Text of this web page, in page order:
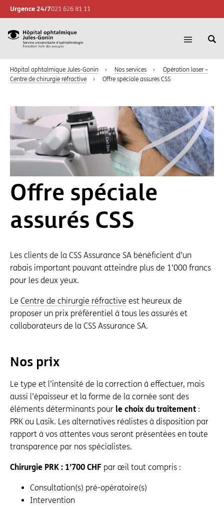
Urgence 24/7021 626 81 11
Hôpital
ophtalmique
Jules-
Gonin,
universitaire
d'ophtalmologie,
Fondation
des
la
Hôpital ophtalmique Jules-Gonin › Nos services ›
Opération laser –
Centre de chirurgie réfractive
› Offre spéciale assurés CSS
Offre spéciale
assurés CSS
Les clients de la CSS Assurance SA bénéficient d’un
rabais important pouvant atteindre plus de 1’000 francs
pour les deux yeux.
Le Centre de chirurgie réfractive est heureux de
proposer un prix préférentiel à tous les assurés et
collaborateurs de la CSS Assurance SA.
Nos prix
Le type et l’intensité de la correction à effectuer, mais
aussi l’épaisseur et la forme de la cornée sont des
éléments déterminants pour le choix du traitement :
PRK ou Lasik. Les alternatives réalistes à disposition par
rapport à vos attentes vous seront présentées en toute
transparence par nos spécialistes.
Chirurgie PRK : 1’700 CHF par œil tout compris :
Consultation(s) pré-opératoire(s)
Intervention